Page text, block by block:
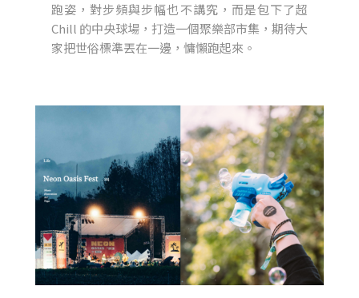
跑姿，對步頻與步幅也不講究，而是包下了超
Chill 的中央球場，打造一個聚樂部市集，期待大
家把世俗標準丟在一邊，慵懶跑起來。